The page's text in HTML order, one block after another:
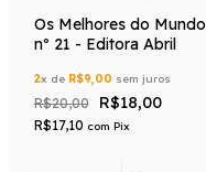
Os Melhores do Mundo
nº 21 - Editora Abril
2x de R$9,00 sem juros
R$20,00 R$18,00
R$17,10 com Pix